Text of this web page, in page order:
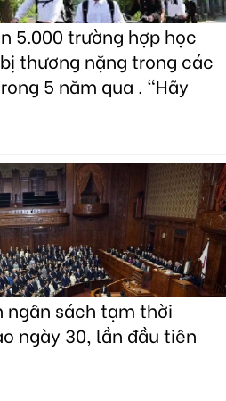
5.000 trường hợp học
thương nặng trong các
5 năm qua . "Hãy
ngân sách tạm thời
ngày 30, lần đầu tiên